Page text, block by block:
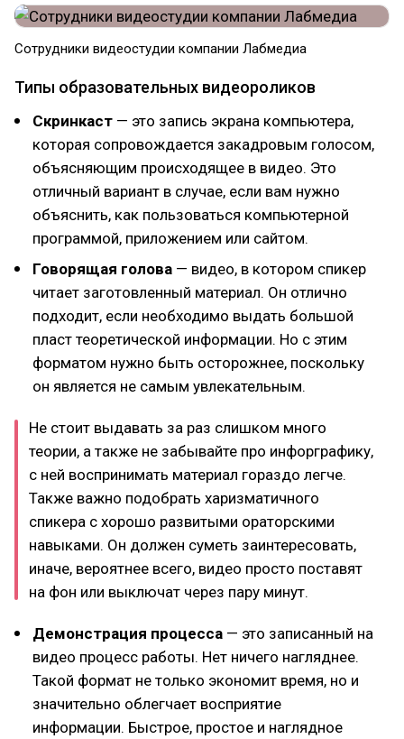
Сотрудники видеостудии компании Лабмедиа
Типы образовательных видеороликов
Скринкаст — это запись экрана компьютера,
которая сопровождается закадровым голосом,
объясняющим происходящее в видео. Это
отличный вариант в случае, если вам нужно
объяснить, как пользоваться компьютерной
программой, приложением или сайтом.
Говорящая голова — видео, в котором спикер
читает заготовленный материал. Он отлично
подходит, если необходимо выдать большой
пласт теоретической информации. Но с этим
форматом нужно быть осторожнее, поскольку
он является не самым увлекательным.
Не стоит выдавать за раз слишком много
теории, а также не забывайте про инфорграфику,
с ней воспринимать материал гораздо легче.
Также важно подобрать харизматичного
спикера с хорошо развитыми ораторскими
навыками. Он должен суметь заинтересовать,
иначе, вероятнее всего, видео просто поставят
на фон или выключат через пару минут.
Демонстрация процесса — это записанный на
видео процесс работы. Нет ничего нагляднее.
Такой формат не только экономит время, но и
значительно облегчает восприятие
информации. Быстрое, простое и наглядное